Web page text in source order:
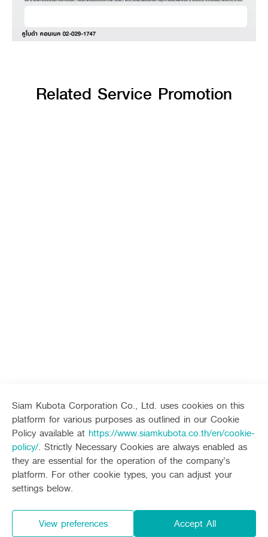
Siam Kubota Corporation Co., Ltd. uses cookies on this
platform for various purposes as outlined in our Cookie
Policy available at https://www.siamkubota.co.th/en/cookie-
policy/. Strictly Necessary Cookies are always enabled as
they are essential for the operation of the company’s
platform. For other cookie types, you can adjust your
settings below.
Accept All
View preferences
Related Service Promotion